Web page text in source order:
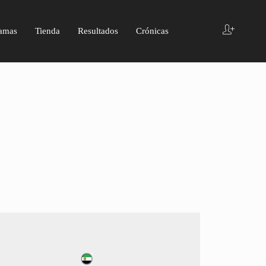
Tienda Resultados Crónicas